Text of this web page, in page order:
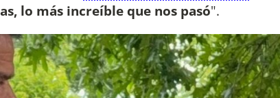
lo más increíble que nos pasó".